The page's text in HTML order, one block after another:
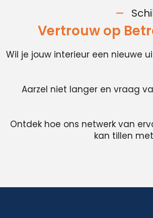
Vertrouw op
Wil je jouw interieur een nieuwe
Aarzel niet langer en vraag
Ontdek hoe ons netwerk van
kan tillen